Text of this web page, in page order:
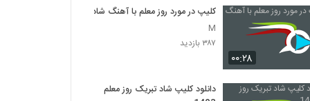
۰۰:۲۸
کلیپ در مورد روز معلم با آهنگ شاد
M
۳۸۷ بازدید
دانلود کلیپ شاد تبریک روز معلم